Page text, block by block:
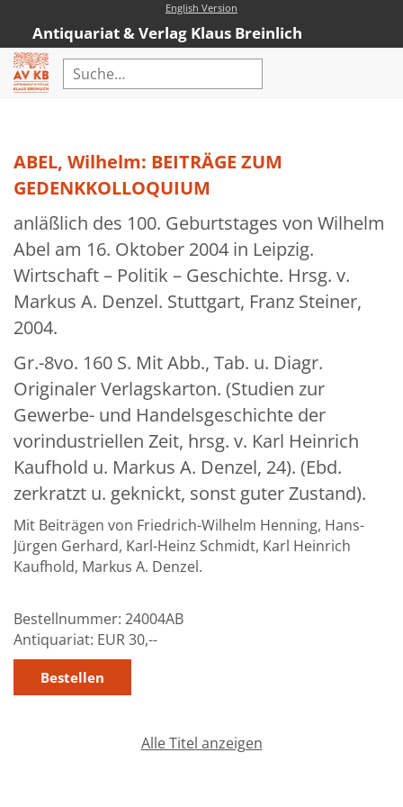
English Version
Antiquariat & Verlag Klaus Breinlich
Antiquariat
Kataloge
Neubücher
AVKB-Edition
AVKB-Edition Downloads
Buchempfehlungen
Neubuchsortiment
Über uns
Aktuelles
Meine Tätigkeitsfelder
Buchbinderei und Restauration
Glossar und Bibliographien
Kontakt
Newsletter
ABEL, Wilhelm: BEITRÄGE ZUM
GEDENKKOLLOQUIUM
anläßlich des 100. Geburtstages von Wilhelm
Abel am 16. Oktober 2004 in Leipzig.
Wirtschaft – Politik – Geschichte. Hrsg. v.
Markus A. Denzel. Stuttgart, Franz Steiner,
2004.
Gr.-8vo. 160 S. Mit Abb., Tab. u. Diagr.
Originaler Verlagskarton. (Studien zur
Gewerbe- und Handelsgeschichte der
vorindustriellen Zeit, hrsg. v. Karl Heinrich
Kaufhold u. Markus A. Denzel, 24). (Ebd.
zerkratzt u. geknickt, sonst guter Zustand).
Mit Beiträgen von Friedrich-Wilhelm Henning, Hans-
Jürgen Gerhard, Karl-Heinz Schmidt, Karl Heinrich
Kaufhold, Markus A. Denzel.
Bestellnummer: 24004AB
Antiquariat: EUR 30,--
Alle Titel anzeigen